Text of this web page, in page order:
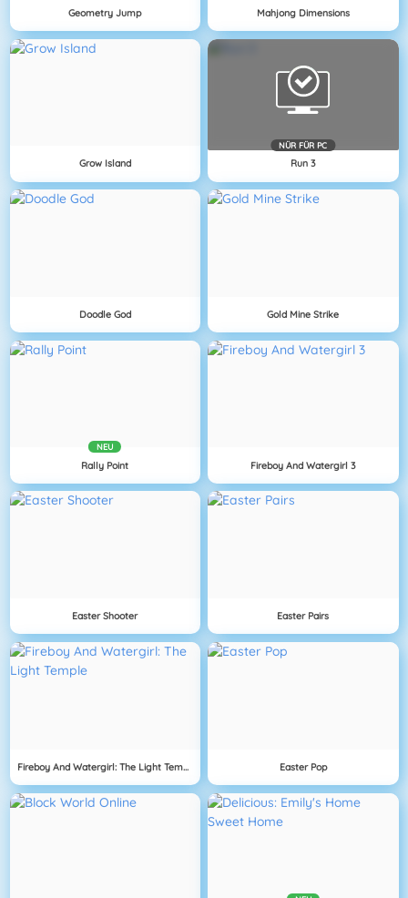
Geometry Jump Mahjong Dimensions
Grow Island
NÜR FÜR PC
Run 3
Doodle God Gold Mine Strike
NEU
Rally Point Fireboy And Watergirl 3
Easter Shooter Easter Pairs
Fireboy And Watergirl: The Light Temple Easter Pop